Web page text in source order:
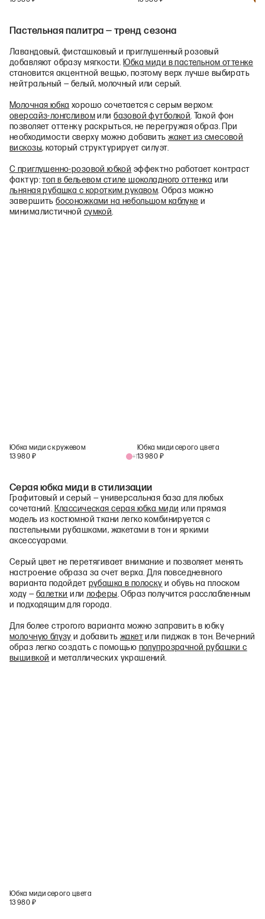
Пастельная палитра — тренд сезона
Лавандовый, фисташковый и приглушенный розовый
добавляют образу мягкости. Юбка миди в пастельном оттенке
становится акцентной вещью, поэтому верх лучше выбирать
нейтральный — белый, молочный или серый.
Молочная юбка хорошо сочетается с серым верхом:
оверсайз-лонгсливомилибазовой футболкой. Такой фон
позволяет оттенку раскрыться, не перегружая образ. При
необходимости сверху можно добавитьжакет из смесовой
вискозы, который структурирует силуэт.
С приглушенно-розовой юбкой эффектно работает контраст
фактур:топ в бельевом стиле шоколадного оттенка или
льняная рубашка с коротким рукавом. Образ можно
завершитьбосоножками на небольшом каблуке и
минималистичной сумкой.
Юбка миди с кружевом
13 980 ₽ +1
Юбка миди серого цвета
13 980 ₽
Серая юбка миди в стилизации
Графитовый и серый — универсальная база для любых
сочетаний. Классическая серая юбка миди или прямая
модель из костюмной ткани легко комбинируется с
пастельными рубашками, жакетами в тон и яркими
аксессуарами.
Серый цвет не перетягивает внимание и позволяет менять
настроение образа за счет верха. Для повседневного
варианта подойдет рубашка в полоску и обувь на плоском
ходу — балетки илилоферы. Образ получится расслабленным
и подходящим для города.
Для более строгого варианта можно заправить в юбку
молочную блузу и добавить жакет или пиджак в тон. Вечерний
образ легко создать с помощью полупрозрачной рубашки с
вышивкой и металлических украшений.
Юбка миди серого цвета
13 980 ₽